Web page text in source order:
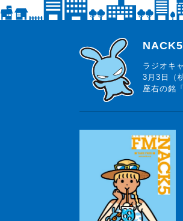
らじっと君
ラジオキ
3月3日（
座右の銘